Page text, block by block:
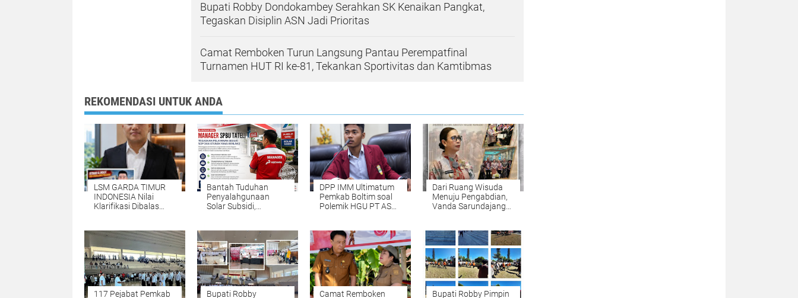
Bupati Robby Dondokambey Serahkan SK Kenaikan Pangkat,
Tegaskan Disiplin ASN Jadi Prioritas
Camat Remboken Turun Langsung Pantau Perempatfinal
Turnamen HUT RI ke-81, Tekankan Sportivitas dan Kamtibmas
REKOMENDASI UNTUK ANDA
LSM GARDA TIMUR
INDONESIA Nilai
Klarifikasi Dibalas
belajar lagi Buat
Viktor Sesuai KUHAP
pasal 108 ayat 1
Bantah Tuduhan
Penyalahgunaan
Solar Subsidi,
Pelayanan Berjalan
Sesuai SOP dan
Regulasi
DPP IMM Ultimatum
Pemkab Boltim soal
Polemik HGU PT ASA,
Konflik Agraria
Dari Ruang Wisuda
Menuju Pengabdian,
Vanda Sarundajang
Perubahan bagi
Bangsa
117 Pejabat Pemkab
Bupati Robby
Camat Remboken
Bupati Robby Pimpin